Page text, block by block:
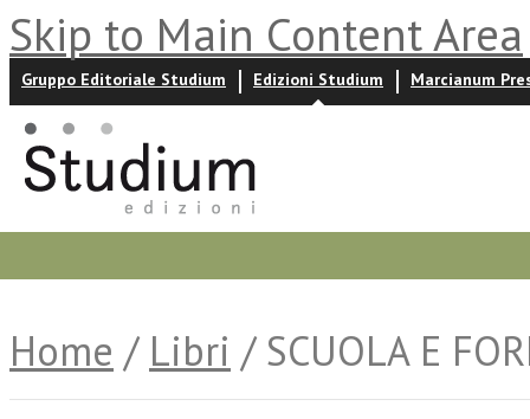
Skip to Main Content Area
Gruppo Editoriale Studium Edizioni Studium Marcianum
Home / Libri / SCUOLA E